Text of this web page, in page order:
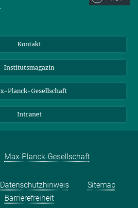
Kontakt
Institutsmagazin
Planck-Gesellschaft
Intranet
Max-Planck-Gesellschaft
Datenschutzhinweis
Sitemap
Barrierefreiheit